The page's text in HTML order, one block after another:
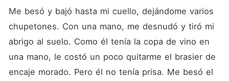
Me besó y bajó hasta mi cuello, dejándome varios
chupetones. Con una mano, me desnudó y tiró mi
abrigo al suelo. Como él tenía la copa de vino en
una mano, le costó un poco quitarme el brasier de
encaje morado. Pero él no tenía prisa. Me besó el